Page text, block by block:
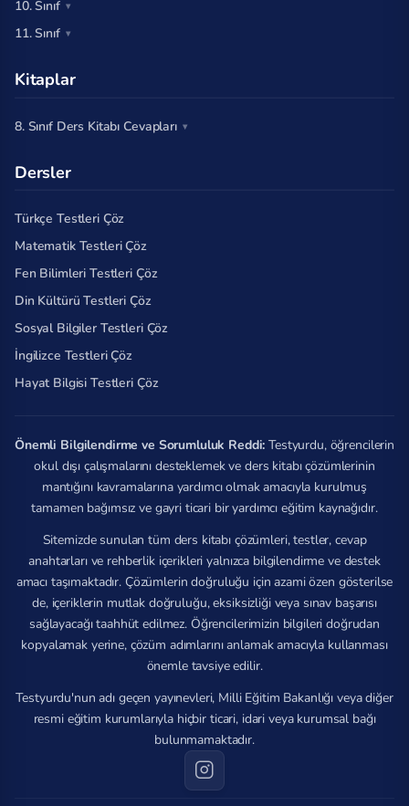
10. Sınıf
11. Sınıf
Kitaplar
8. Sınıf Ders Kitabı Cevapları
Dersler
Türkçe Testleri Çöz
Matematik Testleri Çöz
Fen Bilimleri Testleri Çöz
Din Kültürü Testleri Çöz
Sosyal Bilgiler Testleri Çöz
İngilizce Testleri Çöz
Hayat Bilgisi Testleri Çöz
Önemli Bilgilendirme ve Sorumluluk Reddi: Testyurdu, öğrencilerin
okul dışı çalışmalarını desteklemek ve ders kitabı çözümlerinin
mantığını kavramalarına yardımcı olmak amacıyla kurulmuş
tamamen bağımsız ve gayri ticari bir yardımcı eğitim kaynağıdır.
Sitemizde sunulan tüm ders kitabı çözümleri, testler, cevap
anahtarları ve rehberlik içerikleri yalnızca bilgilendirme ve destek
amacı taşımaktadır. Çözümlerin doğruluğu için azami özen gösterilse
de, içeriklerin mutlak doğruluğu, eksiksizliği veya sınav başarısı
sağlayacağı taahhüt edilmez. Öğrencilerimizin bilgileri doğrudan
kopyalamak yerine, çözüm adımlarını anlamak amacıyla kullanması
önemle tavsiye edilir.
Testyurdu'nun adı geçen yayınevleri, Milli Eğitim Bakanlığı veya diğer
resmi eğitim kurumlarıyla hiçbir ticari, idari veya kurumsal bağı
bulunmamaktadır.